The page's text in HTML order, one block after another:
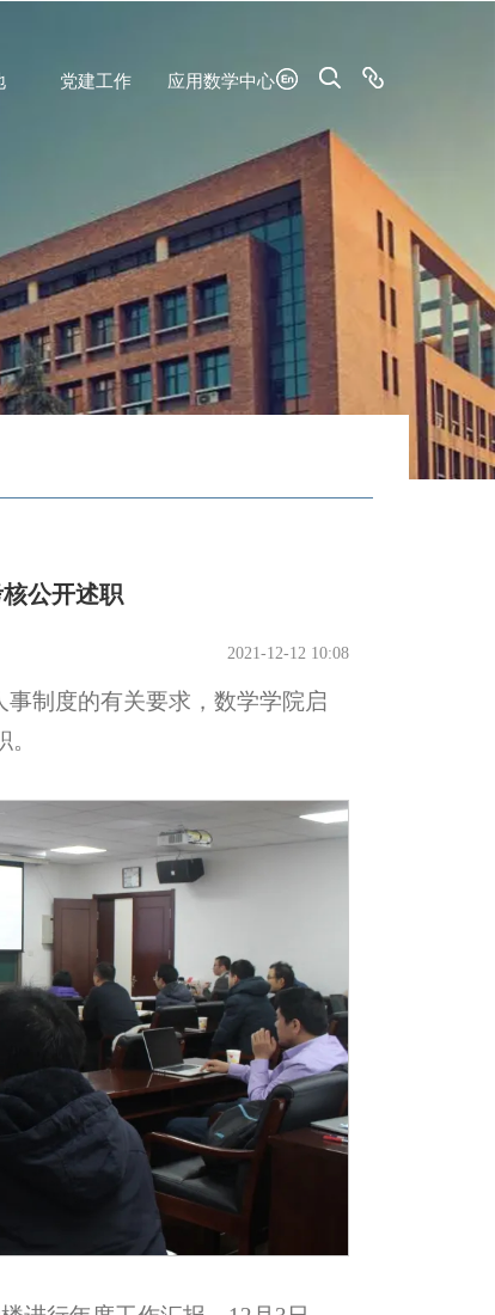
党建工作 应用数学中心
公开述职
2021-12-12 10:08
制度的有关要求，数学学院启